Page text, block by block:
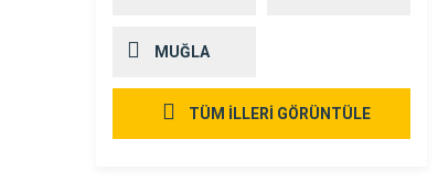
MUĞLA
TÜM İLLERİ GÖRÜNTÜLE